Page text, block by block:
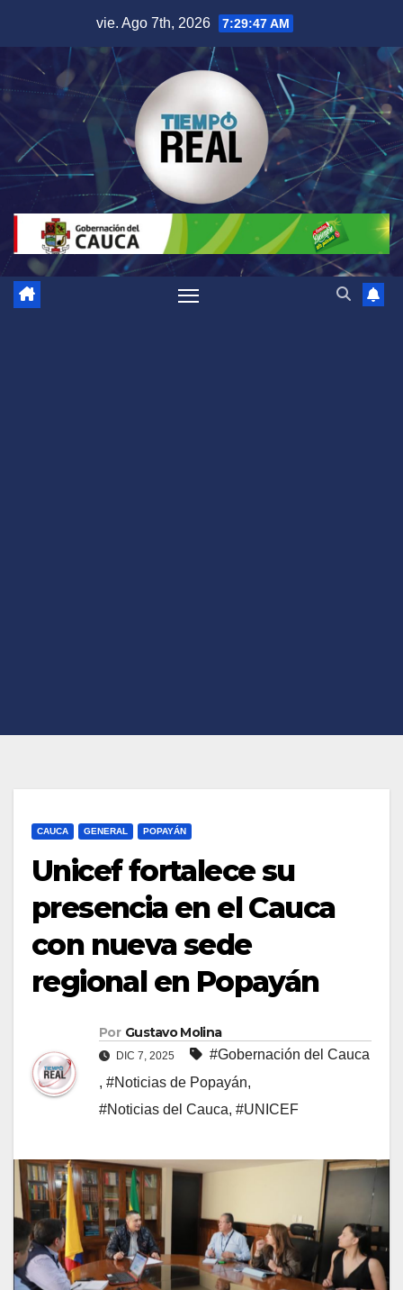
contenido
vie. Ago 7th, 2026 7:29:48 AM
CAUCA GENERAL POPAYÁN
Unicef fortalece su
presencia en el Cauca
con nueva sede
regional en Popayán
Por Gustavo Molina
DIC 7, 2025
#Gobernación del Cauca
, #Noticias de Popayán,
#Noticias del Cauca, #UNICEF